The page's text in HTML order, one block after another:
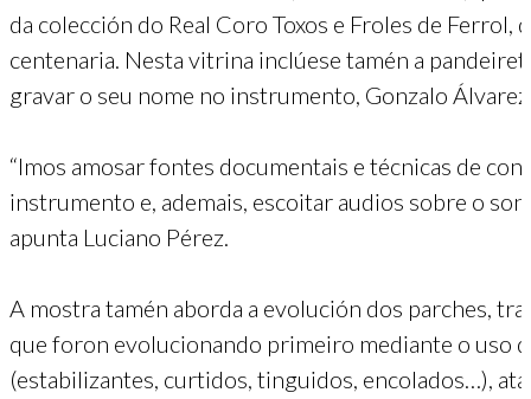
da colección do Real Coro Toxos e Froles de Ferrol,
centenaria. Nesta vitrina inclúese tamén a
gravar o seu nome no instrumento, Gonzalo
“Imos amosar fontes documentais e técnicas de
instrumento e, ademais, escoitar audios sobre o
apunta Luciano Pérez.
A mostra tamén aborda a evolución dos parches,
que foron evolucionando primeiro mediante o uso
(estabilizantes, curtidos, tinguidos, encolados…),